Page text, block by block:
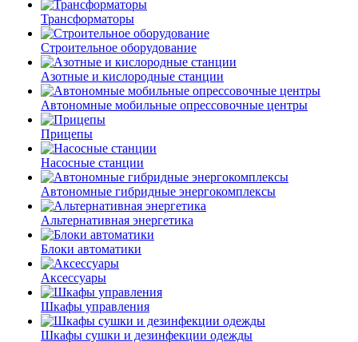
Трансформаторы
Строительное оборудование
Азотные и кислородные станции
Автономные мобильные опрессовочные центры
Прицепы
Насосные станции
Автономные гибридные энергокомплексы
Альтернативная энергетика
Блоки автоматики
Аксессуары
Шкафы управления
Шкафы сушки и дезинфекции одежды